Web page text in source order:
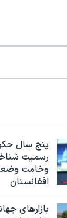
پنج سال
رسمیت
وخامت
افغانستان
بازارهای